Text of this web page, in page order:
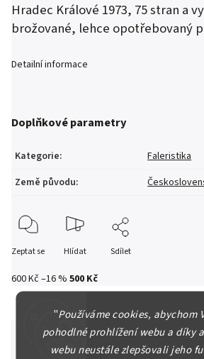
"Používáme cookies, abychom
pohodlné prohlížení webu a díky
webu neustále zlepšovali jeho
600 Kč–16 % 500 Kč
Hradec Králové 1973, 75 stran a
brožované, lehce opotřebovaný
Detailní informace
Doplňkové parametry
Kategorie:
Faleristika
Země původu:
Zeptat se Hlídat Sdílet